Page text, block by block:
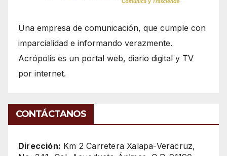
Una empresa de comunicación, que cumple con
imparcialidad e informando verazmente.
Acrópolis es un portal web, diario digital y TV
por internet.
CONTÁCTANOS
Dirección: Km 2 Carretera Xalapa-Veracruz,